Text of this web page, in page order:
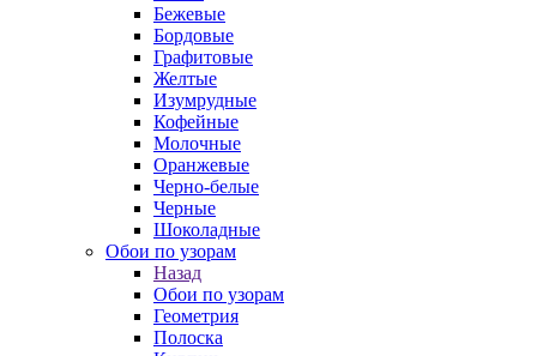
Бежевые
Бордовые
Графитовые
Желтые
Изумрудные
Кофейные
Молочные
Оранжевые
Черно-белые
Черные
Шоколадные
Обои по узорам
Назад
Обои по узорам
Геометрия
Полоска